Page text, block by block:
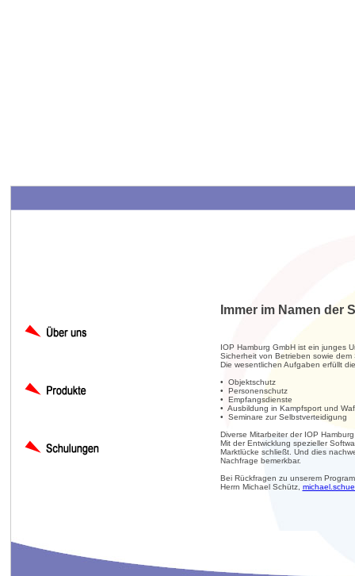
Immer im Namen der
IOP Hamburg GmbH ist ein junges
Sicherheit von Betrieben sowie
Die wesentlichen Aufgaben erfüllt
• Objektschutz
• Personenschutz
• Empfangsdienste
• Ausbildung in Kampfsport und
• Seminare zur Selbstverteidigung
Diverse Mitarbeiter der IOP
Mit der Entwicklung spezieller
Marktlücke schließt. Und dies
Nachfrage bemerkbar.
Bei Rückfragen zu unserem
Herrn Michael Schütz,